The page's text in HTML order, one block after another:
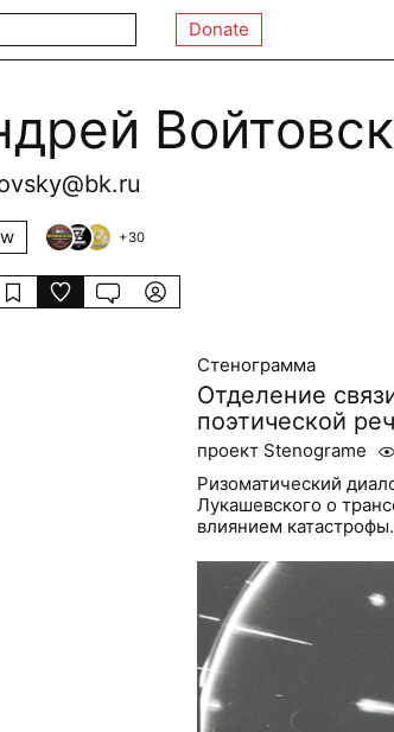
Donate
+30
Стенограмма
Отделение
поэтической
проект Stenograme
Ризоматический
Лукашевского о
влиянием катастрофы.